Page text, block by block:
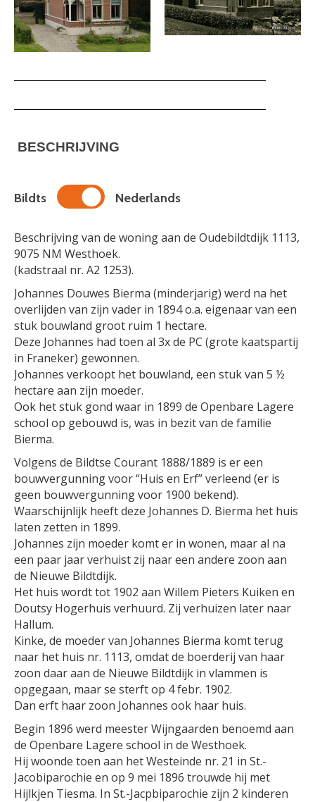
BESCHRIJVING
Bildts Nederlands
Beschrijving van de woning aan de Oudebildtdijk 1113,
9075 NM Westhoek.
(kadstraal nr. A2 1253).
Johannes Douwes Bierma (minderjarig) werd na het
overlijden van zijn vader in 1894 o.a. eigenaar van een
stuk bouwland groot ruim 1 hectare.
Deze Johannes had toen al 3x de PC (grote kaatspartij
in Franeker) gewonnen.
Johannes verkoopt het bouwland, een stuk van 5 ½
hectare aan zijn moeder.
Ook het stuk gond waar in 1899 de Openbare Lagere
school op gebouwd is, was in bezit van de familie
Bierma.
Volgens de Bildtse Courant 1888/1889 is er een
bouwvergunning voor “Huis en Erf” verleend (er is
geen bouwvergunning voor 1900 bekend).
Waarschijnlijk heeft deze Johannes D. Bierma het huis
laten zetten in 1899.
Johannes zijn moeder komt er in wonen, maar al na
een paar jaar verhuist zij naar een andere zoon aan
de Nieuwe Bildtdijk.
Het huis wordt tot 1902 aan Willem Pieters Kuiken en
Doutsy Hogerhuis verhuurd. Zij verhuizen later naar
Hallum.
Kinke, de moeder van Johannes Bierma komt terug
naar het huis nr. 1113, omdat de boerderij van haar
zoon daar aan de Nieuwe Bildtdijk in vlammen is
opgegaan, maar se sterft op 4 febr. 1902.
Dan erft haar zoon Johannes ook haar huis.
Begin 1896 werd meester Wijngaarden benoemd aan
de Openbare Lagere school in de Westhoek.
Hij woonde toen aan het Westeinde nr. 21 in St.-
Jacobiparochie en op 9 mei 1896 trouwde hij met
Hijlkjen Tiesma. In St.-Jacpbiparochie zijn 2 kinderen